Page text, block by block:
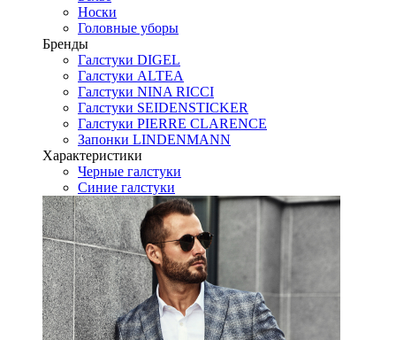
Носки
Головные уборы
Бренды
Галстуки DIGEL
Галстуки ALTEA
Галстуки NINA RICCI
Галстуки SEIDENSTICKER
Галстуки PIERRE CLARENCE
Запонки LINDENMANN
Характеристики
Черные галстуки
Синие галстуки